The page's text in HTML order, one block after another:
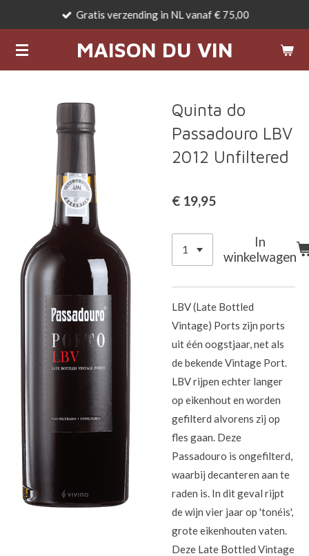
naar
de
MAISON DU VIN
Gratis verzending in NL vanaf € 75,00
Quinta do
Passadouro LBV
2012 Unfiltered
€ 19,95
In
winkelwagen
LBV (Late Bottled
Vintage) Ports zijn ports
uit één oogstjaar, net als
de bekende Vintage Port.
LBV rijpen echter langer
op eikenhout en worden
gefilterd alvorens zij op
fles gaan. Deze
Passadouro is ongefilterd,
waarbij decanteren aan te
raden is. In dit geval rijpt
de wijn vier jaar op 'tonéis',
grote eikenhouten vaten.
Deze Late Bottled Vintage